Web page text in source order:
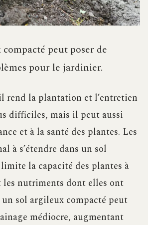
peut poser de
pour le jardinier.
rend la plantation et l’entretien
difficiles, mais il peut aussi
et à la santé des plantes. Les
à s’étendre dans un sol
la capacité des plantes à
les nutriments dont elles ont
sol argileux compacté peut
médiocre, augmentant